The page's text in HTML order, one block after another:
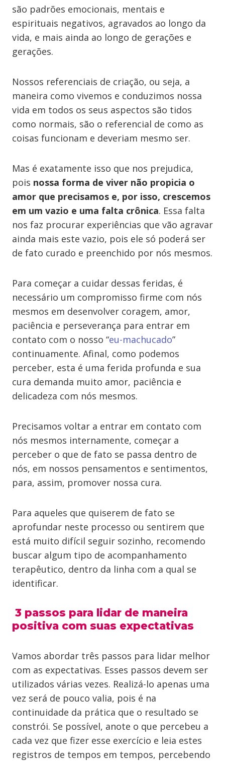
são padrões emocionais, mentais e
espirituais negativos, agravados ao longo da
vida, e mais ainda ao longo de gerações e
gerações.
Nossos referenciais de criação, ou seja, a
maneira como vivemos e conduzimos nossa
vida em todos os seus aspectos são tidos
como normais, são o referencial de como as
coisas funcionam e deveriam mesmo ser.
Mas é exatamente isso que nos prejudica,
pois nossa forma de viver não propicia o
amor que precisamos e, por isso, crescemos
em um vazio e uma falta crônica. Essa falta
nos faz procurar experiências que vão agravar
ainda mais este vazio, pois ele só poderá ser
de fato curado e preenchido por nós mesmos.
Para começar a cuidar dessas feridas, é
necessário um compromisso firme com nós
mesmos em desenvolver coragem, amor,
paciência e perseverança para entrar em
contato com o nosso “eu-machucado”
continuamente. Afinal, como podemos
perceber, esta é uma ferida profunda e sua
cura demanda muito amor, paciência e
delicadeza com nós mesmos.
Precisamos voltar a entrar em contato com
nós mesmos internamente, começar a
perceber o que de fato se passa dentro de
nós, em nossos pensamentos e sentimentos,
para, assim, promover nossa cura.
Para aqueles que quiserem de fato se
aprofundar neste processo ou sentirem que
está muito difícil seguir sozinho, recomendo
buscar algum tipo de acompanhamento
terapêutico, dentro da linha com a qual se
identificar.
3 passos para lidar de maneira
positiva com suas expectativas
Vamos abordar três passos para lidar melhor
com as expectativas. Esses passos devem ser
utilizados várias vezes. Realizá-lo apenas uma
vez será de pouco valia, pois é na
continuidade da prática que o resultado se
constrói. Se possível, anote o que percebeu a
cada vez que fizer esse exercício e leia estes
registros de tempos em tempos, percebendo